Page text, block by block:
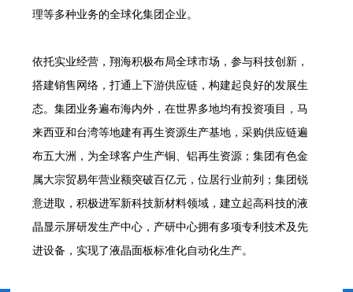
理等多种业务的全球化集团企业。
依托实业经营，翔海积极布局全球市场，参与科技创新，
搭建销售网络，打通上下游供应链，构建起良好的发展生
态。集团业务遍布海内外，在世界多地均有投资项目，马
来西亚和台湾等地建有再生资源生产基地，采购供应链遍
布五大洲，为全球客户生产铜、铝再生资源；集团有色金
属大宗贸易年营业额突破百亿元，位居行业前列；集团锐
意进取，积极进军新科技新材料领域，建立起高科技的液
晶显示屏研发生产中心，产研中心拥有多项专利技术及先
进设备，实现了液晶面板标准化自动化生产。